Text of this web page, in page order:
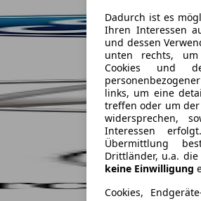
Dadurch ist es
Ihren Interessen
und dessen
unten rechts, um
Cookies und
links, um eine
treffen oder um
widersprechen,
Interessen
Übermittlung
Drittländer, u.a. die
keine Einwilligung
Cookies,